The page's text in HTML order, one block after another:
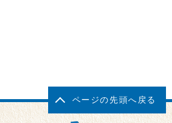
ページの先頭へ戻る